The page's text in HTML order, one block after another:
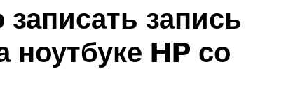
Free Video Editor
Бесплатный фотокомпрессор
записать запись
ноутбуке HP со